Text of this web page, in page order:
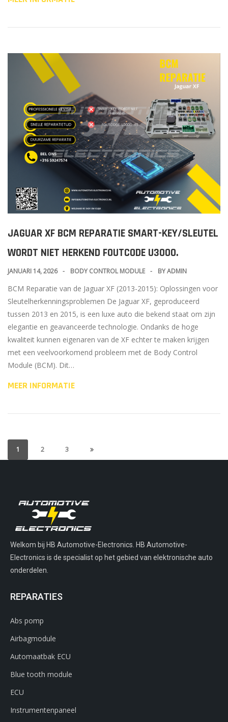
JAGUAR XF BCM REPARATIE SMART-KEY/SLEUTEL
WORDT NIET HERKEND FOUTCODE U3000.
JANUARI 14, 2026 BODY CONTROL MODULE BYADMIN
BCM Reparatie van de Jaguar XF (2013-2015): Oplossingen voor
Sleutelherkenningsproblemen De Jaguar XF, geproduceerd
tussen 2013 en 2015, is een luxe auto die bekend staat om zijn
elegantie en geavanceerde technologie. Ondanks de hoge
kwaliteit kunnen eigenaren van de XF echter te maken krijgen
met een veelvoorkomend probleem met de Body Control
Module (BCM). Dit…
MEER INFORMATIE
1 2 3
Welkom bij HB Automotive-Electronics. HB Automotive-
Electronics is de specialist op het gebied van elektronische auto
onderdelen.
REPARATIES
Abs pomp
Airbagmodule
Automaatbak ECU
Blue tooth module
ECU
Instrumentenpaneel